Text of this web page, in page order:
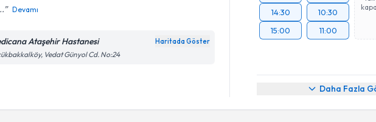
Devamı
Ataşehir Hastanesi Haritada Göster
Vedat Günyol Cd. No:24
14:30
15:00
10:30
11:00
Daha Fazla
Randevu Takvimi Talebi